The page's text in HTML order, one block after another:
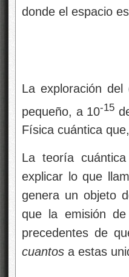
donde el espacio
La exploración
pequeño, a 10-15
Física cuántica
La teoría
explicar lo que
genera un objeto
que la emisión
precedentes de
cuantos a estas